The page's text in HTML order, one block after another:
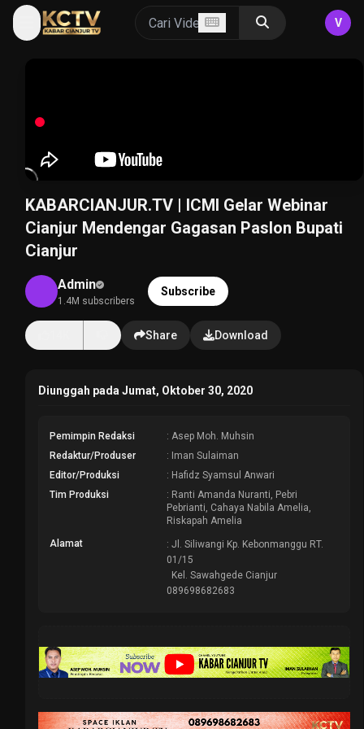
V
KABARCIANJUR.TV | ICMI Gelar Webinar
Cianjur Mendengar Gagasan Paslon Bupati
Cianjur
Admin
1.4M subscribers
Subscribe
Share Download
Diunggah pada Jumat, Oktober 30, 2020
Pemimpin Redaksi
: Asep Moh. Muhsin
Redaktur/Produser
: Iman Sulaiman
Editor/Produksi
: Hafidz Syamsul Anwari
Tim Produksi
: Ranti Amanda Nuranti, Pebri
Pebrianti, Cahaya Nabila Amelia,
Riskapah Amelia
Alamat
: Jl. Siliwangi Kp. Kebonmanggu RT.
01/15
Kel. Sawahgede Cianjur
089698682683